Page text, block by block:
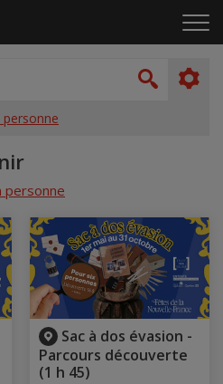
le
personne
personne
Sac à dos évasion -
Parcours découverte
(1 h 45)